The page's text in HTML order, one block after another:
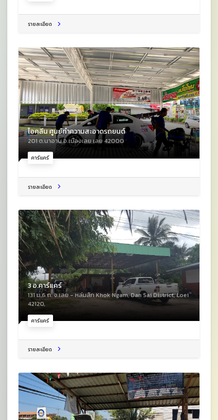
รายละเอียด
คาร์แคร์
ไอคลีน ศูนย์ทำความสะอาดรถยนต์
201 ต.นาอาน อ.เมืองเลย เลย 42000
รายละเอียด
คาร์แคร์
3 อ.คาร์แคร์
131 ม.6 ถ. จ.เลย - หล่มสัก Khok Ngam, Dan Sai District, Loei
42120,
รายละเอียด